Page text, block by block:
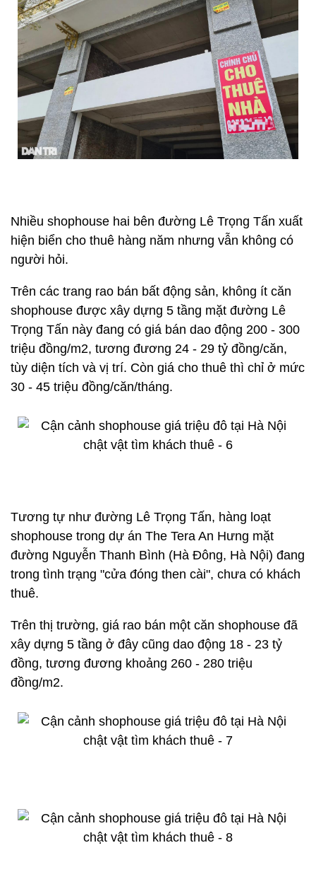
Nhiều shophouse hai bên đường Lê Trọng Tấn xuất
hiện biển cho thuê hàng năm nhưng vẫn không có
người hỏi.
Trên các trang rao bán bất động sản, không ít căn
shophouse được xây dựng 5 tầng mặt đường Lê
Trọng Tấn này đang có giá bán dao động 200 - 300
triệu đồng/m2, tương đương 24 - 29 tỷ đồng/căn,
tùy diện tích và vị trí. Còn giá cho thuê thì chỉ ở mức
30 - 45 triệu đồng/căn/tháng.
Tương tự như đường Lê Trọng Tấn, hàng loạt
shophouse trong dự án The Tera An Hưng mặt
đường Nguyễn Thanh Bình (Hà Đông, Hà Nội) đang
trong tình trạng "cửa đóng then cài", chưa có khách
thuê.
Trên thị trường, giá rao bán một căn shophouse đã
xây dựng 5 tầng ở đây cũng dao động 18 - 23 tỷ
đồng, tương đương khoảng 260 - 280 triệu
đồng/m2.